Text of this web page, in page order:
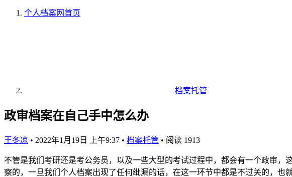
个人档案网首页
档案托管
政审档案在自己手中怎么办
王冬凉 • 2022年1月19日 上午9:37 • 档案托管 • 阅读 1913
不管是我们考研还是考公务员，以及一些大型的考试过程中，都会有一个政审
察的，一旦我们个人档案出现了任何纰漏的话，在这一环节中都是不过关的，